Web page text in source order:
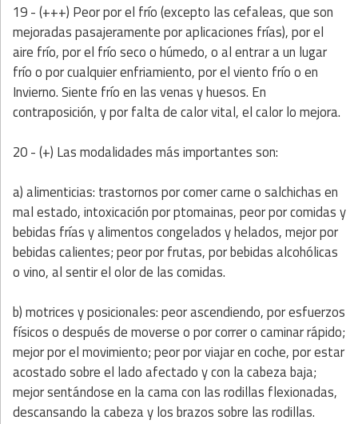
19 - (+++) Peor por el frío (excepto las cefaleas, que son
mejoradas pasajeramente por aplicaciones frías), por el
aire frío, por el frío seco o húmedo, o al entrar a un lugar
frío o por cualquier enfriamiento, por el viento frío o en
Invierno. Siente frío en las venas y huesos. En
contraposición, y por falta de calor vital, el calor lo mejora.
20 - (+) Las modalidades más importantes son:
a) alimenticias: trastornos por comer carne o salchichas en
mal estado, intoxicación por ptomainas,peor por comidas y
bebidas frías y alimentos congelados y helados, mejor por
bebidas calientes; peor por frutas, por bebidas alcohólicas
o vino, al sentir el olor de las comidas.
b) motrices y posicionales:peor ascendiendo, por esfuerzos
físicos o después de moverse o por correr o caminar rápido;
mejor por el movimiento; peor por viajar en coche, por estar
acostado sobre el lado afectado y con la cabeza baja;
mejor sentándose en la cama con las rodillas flexionadas,
descansando la cabeza y los brazos sobre las rodillas.